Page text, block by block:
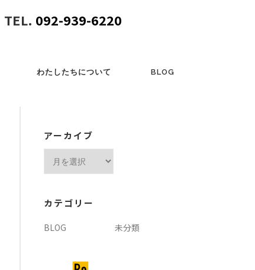
わたしたちについて BLOG
TEL. 092-939-6220
アーカイブ
ブ
カテゴリー
BLOG 未分類